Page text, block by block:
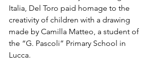
Italia, Del Toro paid homage to the
creativity of children with a drawing
made by Camilla Matteo, a student of
the “G. Pascoli” Primary School in
Lucca.